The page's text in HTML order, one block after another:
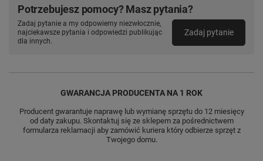
Potrzebujesz pomocy? Masz pytania?
Zadaj pytanie a my odpowiemy niezwłocznie,
najciekawsze pytania i odpowiedzi publikując
dla innych.
Zadaj pytanie
GWARANCJA PRODUCENTA NA 1 ROK
Producent gwarantuje naprawę lub wymianę sprzętu do 12 miesięcy
od daty zakupu. Skontaktuj się ze sklepem za pośrednictwem
formularza reklamacji aby zamówić kuriera który odbierze sprzęt z
Twojego domu.